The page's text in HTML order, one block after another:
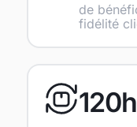
de
fidélité
120h